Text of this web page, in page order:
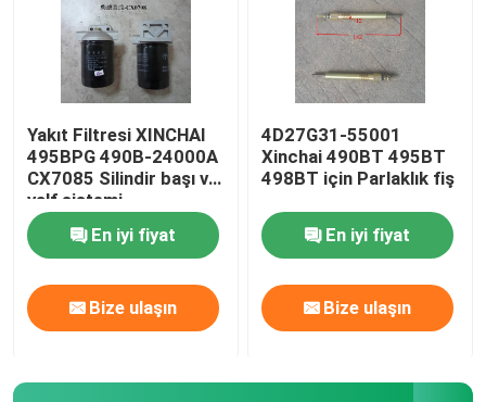
Yakıt Filtresi XINCHAI
495BPG 490B-24000A
CX7085 Silindir başı ve
valf sistemi
En iyi fiyat
Bize ulaşın
4D27G31-55001
Xinchai 490BT 495BT
498BT için Parlaklık fiş
En iyi fiyat
Bize ulaşın